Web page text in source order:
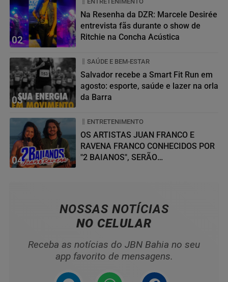
02
Na Resenha da DZR: Marcele Desirée
entrevista fãs durante o show de
Ritchie na Concha Acústica
03
SAÚDE E BEM-ESTAR
Salvador recebe a Smart Fit Run em
agosto: esporte, saúde e lazer na orla
da Barra
04
ENTRETENIMENTO
OS ARTISTAS JUAN FRANCO E
RAVENA FRANCO CONHECIDOS POR
"2 BAIANOS", SERÃO
NOSSAS NOTÍCIAS
NO CELULAR
Receba as notícias do JBN Bahia no seu
app favorito de mensagens.